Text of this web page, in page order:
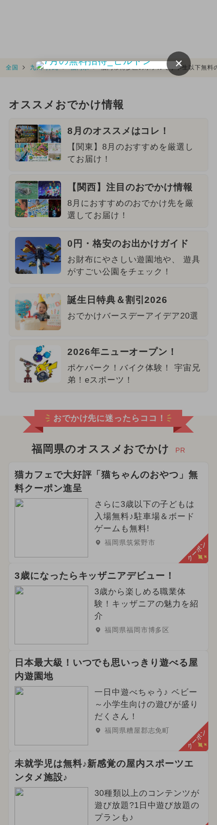
全国 九州･沖縄 福岡県 福岡市博多区のホテルで小学生以下無
オススメおでかけ情報
8月のオススメはコレ！
【関東】8月のおすすめを厳選し
てお届け！
【関西】注目のおでかけ情報
8月におすすめのおでかけ先を厳
選してお届け！
0円・格安のお出かけガイド
お財布にやさしい遊園地や、 遊具
がすごい公園をチェック！
誕生日特典＆割引2026
おでかけバースデーアイデア20選
2026年ニューオープン！
ポケパーク！バイク体験！ 宇宙兄
弟！eスポーツ！
おでかけ先に迷ったらココ！
福岡県のオススメおでかけ PR
猫カフェで大好評「猫ちゃんのおやつ」無
料クーポン進呈
さらに3歳以下の子どもは
入場無料♪駐車場＆ボード
ゲームも無料!
福岡県筑紫野市 クーポン
3歳になったらキッザニアデビュー！
3歳から楽しめる職業体
験！キッザニアの魅力を紹
介
福岡県福岡市博多区
日本最大級！いつでも思いっきり遊べる屋
内遊園地
一日中遊べちゃう♪ ベビー
～小学生向けの遊びが盛り
だくさん！
福岡県糟屋郡志免町 クーポン
未就学児は無料♪新感覚の屋内スポーツエ
ンタメ施設♪
30種類以上のコンテンツが
遊び放題?1日中遊び放題の
プランも♪
×